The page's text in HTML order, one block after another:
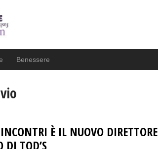
Benessere
È IL NUOVO DIRETTORE
DI TOD’S